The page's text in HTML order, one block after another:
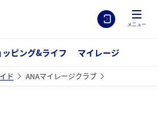
メニュー
ッピング&ライフ マイレージ
ド ANAマイレージクラブ